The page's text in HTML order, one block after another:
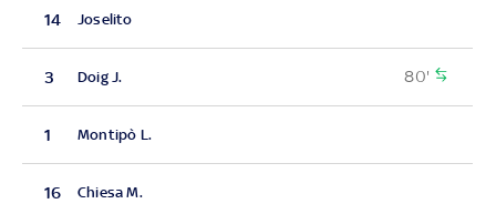
14 Joselito
3 Doig J. 80'
1 Montipò L.
16 Chiesa M.